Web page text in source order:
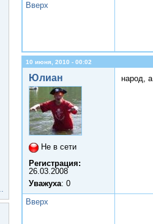
Вверх
10 июня, 2010 - 00:02
Юлиан
Не в сети
Регистрация:
26.03.2008
Уважуха: 0
народ,
Вверх